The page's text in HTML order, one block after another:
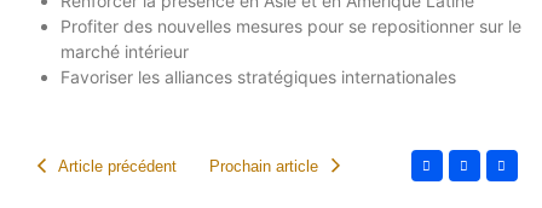
Profiter des nouvelles mesures pour se repositionner sur le
marché intérieur
Favoriser les alliances stratégiques internationales
Article précédent Prochain article